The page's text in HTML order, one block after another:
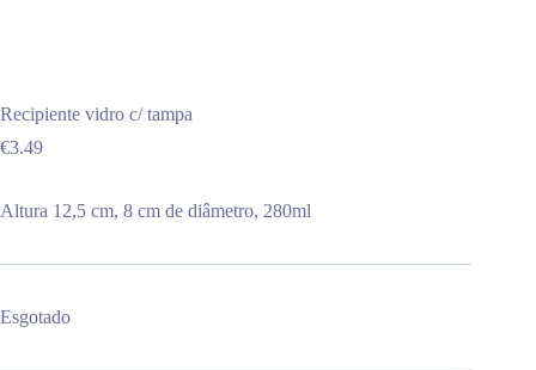
Recipiente vidro c/ tampa
€3.49
Altura 12,5 cm, 8 cm de diâmetro, 280ml
Esgotado